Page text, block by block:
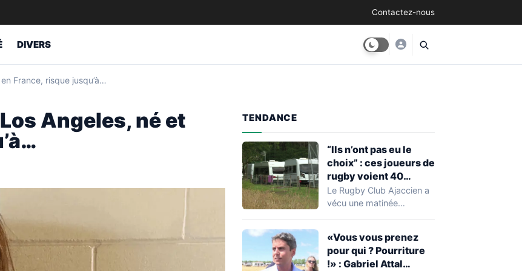
Contactez-nous
DIVERS
France, risque jusqu’à…
Angeles, né et
TENDANCE
“Ils n’ont pas eu le
choix” : ces joueurs de
rugby voient 40
caravanes de gens du
voyage s’installer
heure
Le Rugby Club Ajaccien a
vécu une matinée
découverte d'une…
«Vous vous prenez
pour qui ? Pourriture
!» : Gabriel Attal